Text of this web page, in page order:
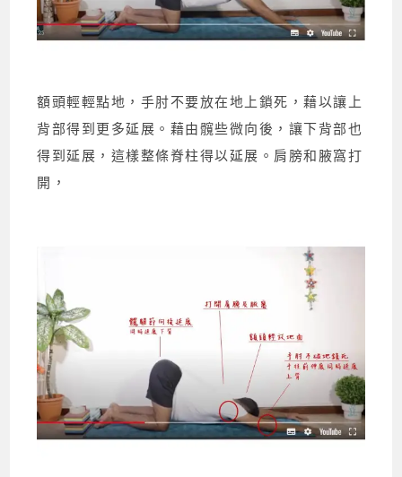
額頭輕輕點地，手肘不要放在地上鎖死，藉以讓上
背部得到更多延展。藉由髖些微向後，讓下背部也
得到延展，這樣整條脊柱得以延展。肩膀和腋窩打
開，